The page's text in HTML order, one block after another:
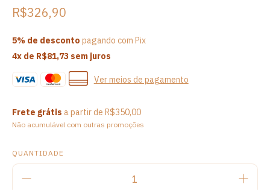
R$326,90
5% de desconto pagando com Pix
4x de R$81,73 sem juros
Ver meios de pagamento
Frete grátis a partir de R$350,00
Não acumulável com outras promoções
QUANTIDADE